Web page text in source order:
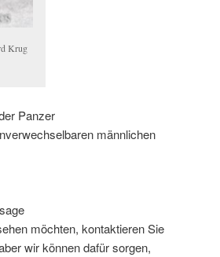
Krug
Panzer
männlichen
möchten, kontaktieren Sie
wir können dafür sorgen,